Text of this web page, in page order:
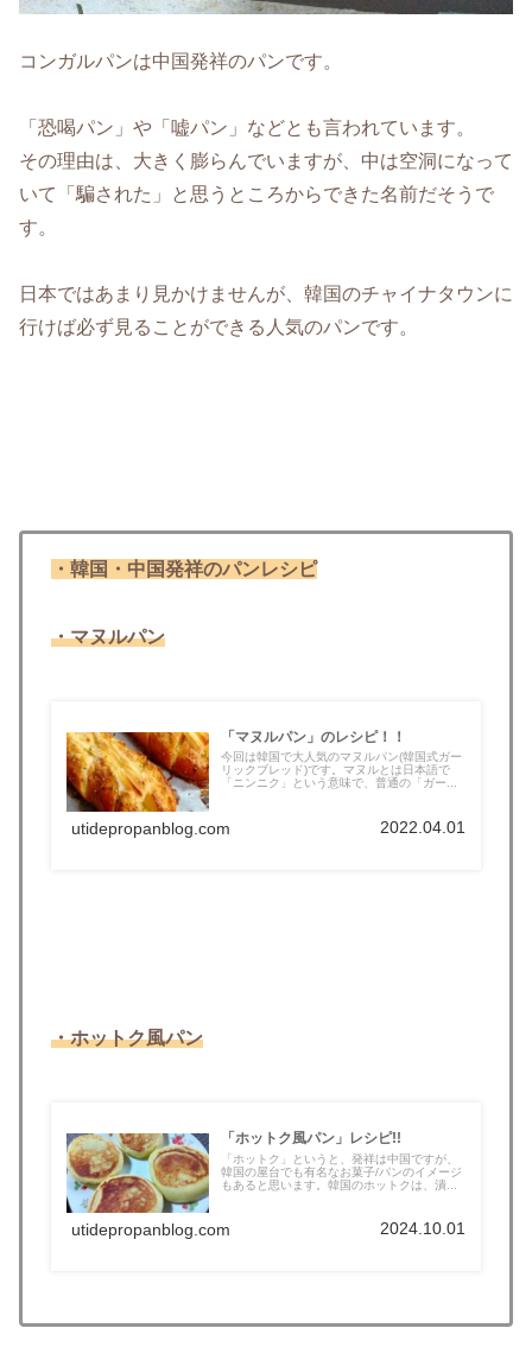
コンガルパンは中国発祥のパンです。
「恐喝パン」や「嘘パン」などとも言われています。
その理由は、大きく膨らんでいますが、中は空洞になって
いて「騙された」と思うところからできた名前だそうで
す。
日本ではあまり見かけませんが、韓国のチャイナタウンに
行けば必ず見ることができる人気のパンです。
・韓国・中国発祥のパンレシピ
・マヌルパン
「マヌルパン」のレシピ！！
今回は韓国で大人気のマヌルパン(韓国式ガー
リックブレッド)です。マヌルとは日本語で
「ニンニク」という意味で、普通の「ガー...
utidepropanblog.com 2022.04.01
・ホットク風パン
「ホットク風パン」レシピ!!
「ホットク」というと、発祥は中国ですが、
韓国の屋台でも有名なお菓子/パンのイメージ
もあると思います。韓国のホットクは、潰...
utidepropanblog.com 2024.10.01